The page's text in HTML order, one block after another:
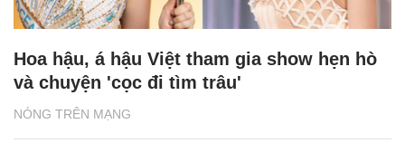
NÓNG TRÊN MẠNG
Hoa hậu, á hậu Việt tham gia show hẹn hò
và chuyện 'cọc đi tìm trâu'